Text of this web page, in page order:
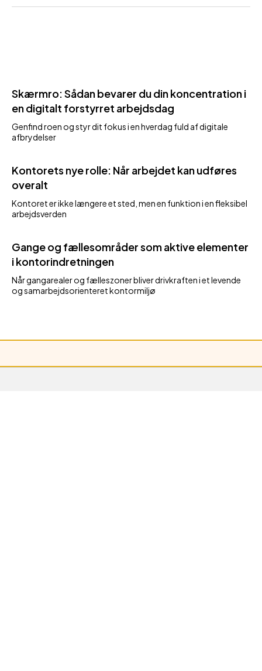
Skærmro: Sådan bevarer du din koncentration i
en digitalt forstyrret arbejdsdag
Genfind roen og styr dit fokus i en hverdag fuld af digitale
afbrydelser
Kontorets nye rolle: Når arbejdet kan udføres
overalt
Kontoret er ikke længere et sted, men en funktion i en fleksibel
arbejdsverden
Gange og fællesområder som aktive elementer
i kontorindretningen
Når gangarealer og fælleszoner bliver drivkraften i et levende
og samarbejdsorienteret kontormiljø